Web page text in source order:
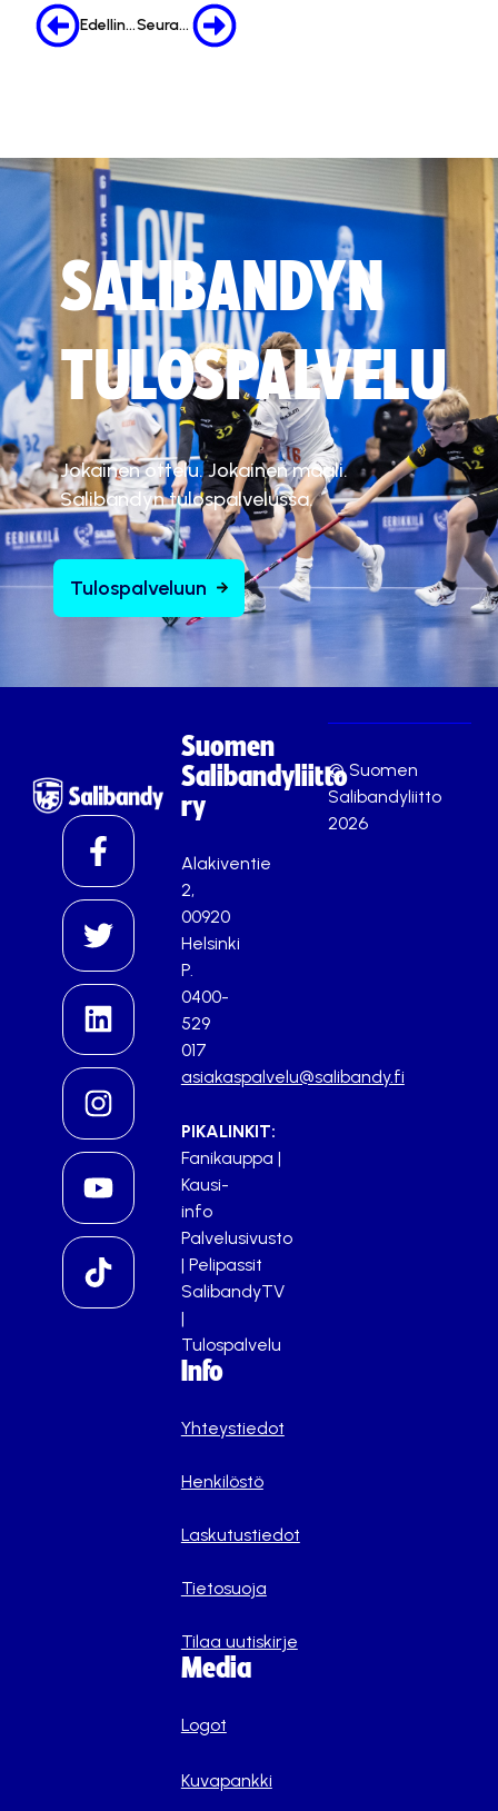
Edellinen Seuraava
SALIBANDYN
TULOSPALVELU
Jokainen ottelu. Jokainen maali.
Salibandyn tulospalvelussa.
Tulospalveluun
Suomen
Salibandyliitto
ry
Alakiventie
2,
00920
Helsinki
P.
0400-
529
017
asiakaspalvelu@salibandy.fi
PIKALINKIT:
Fanikauppa |
Kausi-
info
Palvelusivusto
| Pelipassit
SalibandyTV
|
Tulospalvelu
Info
Yhteystiedot
Henkilöstö
Laskutustiedot
Tietosuoja
Tilaa uutiskirje
Media
Logot
Kuvapankki
© Suomen
Salibandyliitto
2026